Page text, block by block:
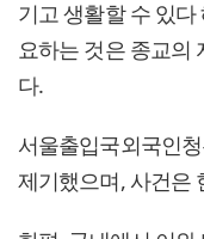
기고 생활할 수 있
요하는 것은 종교의
다.
서울출입국외국인
제기했으며, 사건은